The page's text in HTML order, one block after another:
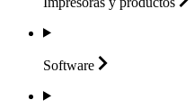
Software